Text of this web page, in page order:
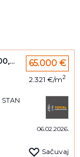
65.000 €
2.321 €/m2
06.02.2026.
Sačuvaj